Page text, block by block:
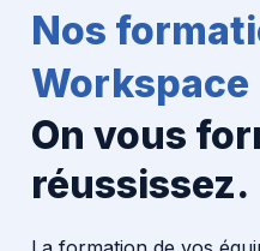
Formations
Expertises techniques
Licences
Nos
Workspace
On vous
réussissez.